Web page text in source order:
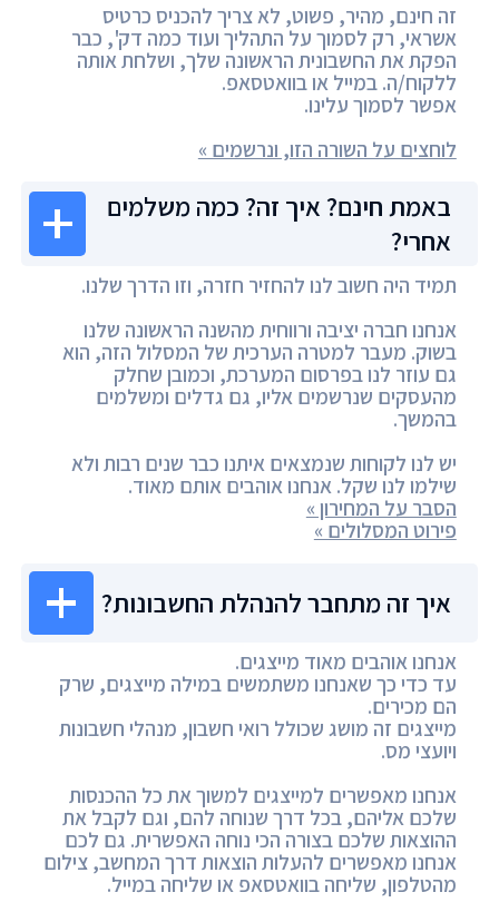
זה חינם, מהיר, פשוט, לא צריך להכניס כרטיס
אשראי, רק לסמוך על התהליך ועוד כמה דק', כבר
הפקת את החשבונית הראשונה שלך, ושלחת אותה
ללקוח/ה. במייל או בוואטסאפ.
אפשר לסמוך עלינו.
לוחצים על השורה הזו, ונרשמים »
באמת חינם? איך זה? כמה משלמים
אחרי?
תמיד היה חשוב לנו להחזיר חזרה, וזו הדרך שלנו.
אנחנו חברה יציבה ורווחית מהשנה הראשונה שלנו
בשוק. מעבר למטרה הערכית של המסלול הזה, הוא
גם עוזר לנו בפרסום המערכת, וכמובן שחלק
מהעסקים שנרשמים אליו, גם גדלים ומשלמים
בהמשך.
יש לנו לקוחות שנמצאים איתנו כבר שנים רבות ולא
שילמו לנו שקל. אנחנו אוהבים אותם מאוד.
הסבר על המחירון »
פירוט המסלולים »
איך זה מתחבר להנהלת החשבונות?
אנחנו אוהבים מאוד מייצגים.
עד כדי כך שאנחנו משתמשים במילה מייצגים, שרק
הם מכירים.
מייצגים זה מושג שכולל רואי חשבון, מנהלי חשבונות
ויועצי מס.
אנחנו מאפשרים למייצגים למשוך את כל ההכנסות
שלכם אליהם, בכל דרך שנוחה להם, וגם לקבל את
ההוצאות שלכם בצורה הכי נוחה האפשרית. גם לכם
אנחנו מאפשרים להעלות הוצאות דרך המחשב, צילום
מהטלפון, שליחה בוואטסאפ או שליחה במייל.